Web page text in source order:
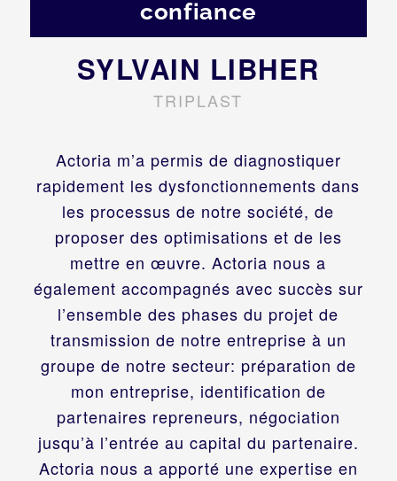
confiance
Actoria m’a permis de diagnostiquer
rapidement les dysfonctionnements dans
les processus de notre société, de
proposer des optimisations et de les
mettre en œuvre. Actoria nous a
également accompagnés avec succès sur
l’ensemble des phases du projet de
transmission de notre entreprise à un
groupe de notre secteur: préparation de
mon entreprise, identification de
partenaires repreneurs, négociation
jusqu’à l’entrée au capital du partenaire.
Actoria nous a apporté une expertise en
SYLVAIN LIBHER
TRIPLAST